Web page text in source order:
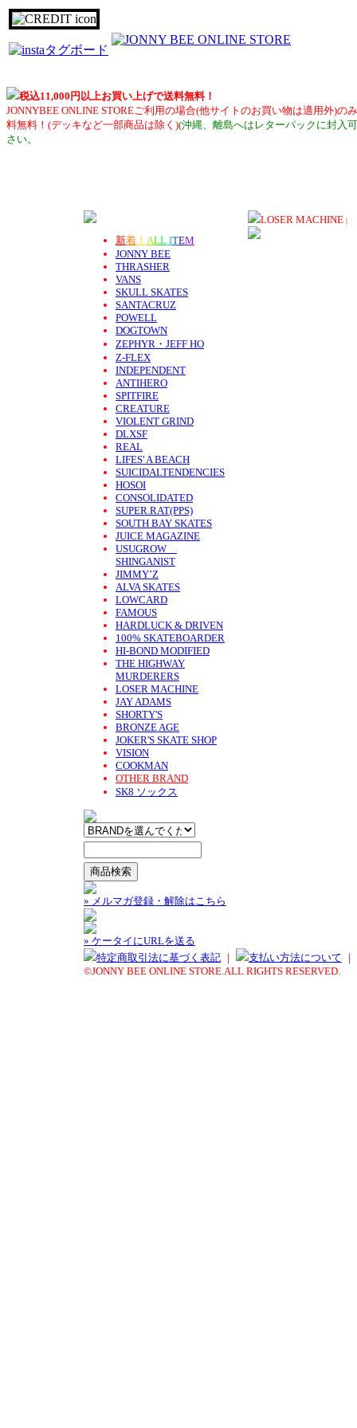
税込11,000円以上お買い上げで送料無料！
JONNYBEE ONLINE STOREご利用の場合(他サイトのお買い物は適用外)
料無料！(デッキなど一部商品は除く)(沖縄、離島へはレターパックに封入
さい。
新着 ！ ALL ITEM
JONNY BEE
THRASHER
VANS
SKULL SKATES
SANTACRUZ
POWELL
DOGTOWN
ZEPHYR・JEFF HO
Z-FLEX
INDEPENDENT
ANTIHERO
SPITFIRE
CREATURE
VIOLENT GRIND
DLXSF
REAL
LIFES' A BEACH
SUICIDALTENDENCIES
HOSOI
CONSOLIDATED
SUPER.RAT(PPS)
SOUTH BAY SKATES
JUICE MAGAZINE
USUGROW
SHINGANIST
JIMMY’Z
ALVA SKATES
LOWCARD
FAMOUS
HARDLUCK & DRIVEN
100% SKATEBOARDER
HI-BOND MODIFIED
THE HIGHWAY
MURDERERS
LOSER MACHINE
JAY ADAMS
SHORTY'S
BRONZE AGE
JOKER'S SKATE SHOP
VISION
COOKMAN
OTHER BRAND
SK8 ソックス
» メルマガ登録・解除はこちら
» ケータイにURLを送る
LOSER MACHINE |
特定商取引法に基づく表記 ｜ 支払い方法について ｜
©JONNY BEE ONLINE STORE.ALL RIGHTS RESERVED.